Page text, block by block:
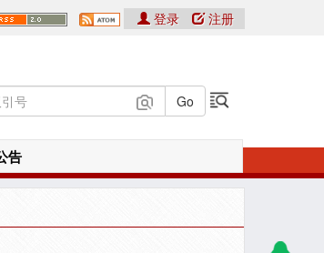
登录 注册
告